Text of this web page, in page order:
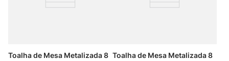
Toalha de Mesa Metalizada 8 Toalha de Mesa Metalizada 8